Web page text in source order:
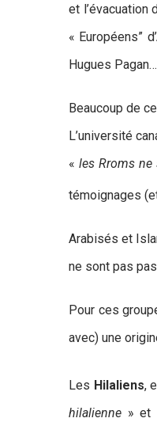
et l’évacuation
« Européens”
Hugues
Beaucoup de
L’université
« les Rroms ne
témoignages
Arabisés et
ne sont pas
Pour ces
avec) une
Les Hilaliens,
hilalienne » et